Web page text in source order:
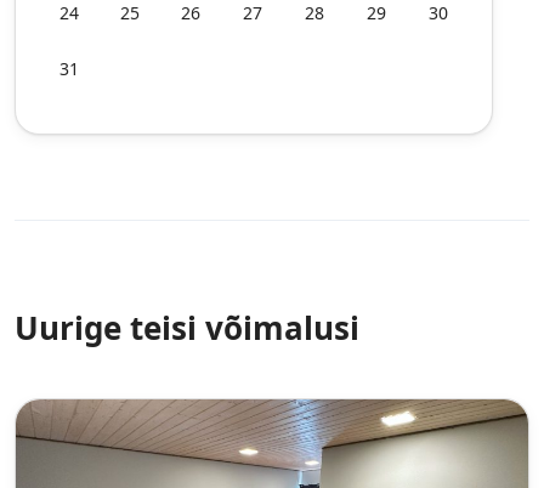
24 25 26 27 28 29 30
31
Uurige teisi võimalusi